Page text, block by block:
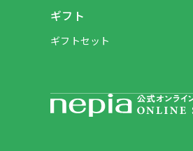
ギフト
ギフトセット